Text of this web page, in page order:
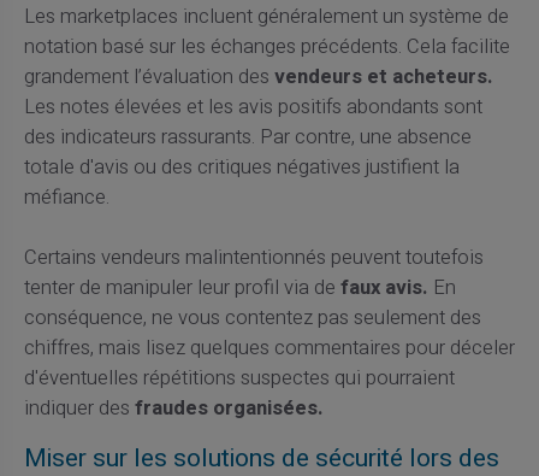
Les marketplaces incluent généralement un système de
notation basé sur les échanges précédents. Cela facilite
grandement l’évaluation des vendeurs et acheteurs.
Les notes élevées et les avis positifs abondants sont
des indicateurs rassurants. Par contre, une absence
totale d'avis ou des critiques négatives justifient la
méfiance.
Certains vendeurs malintentionnés peuvent toutefois
tenter de manipuler leur profil via de faux avis. En
conséquence, ne vous contentez pas seulement des
chiffres, mais lisez quelques commentaires pour déceler
d'éventuelles répétitions suspectes qui pourraient
indiquer des fraudes organisées.
Miser sur les solutions de sécurité lors des